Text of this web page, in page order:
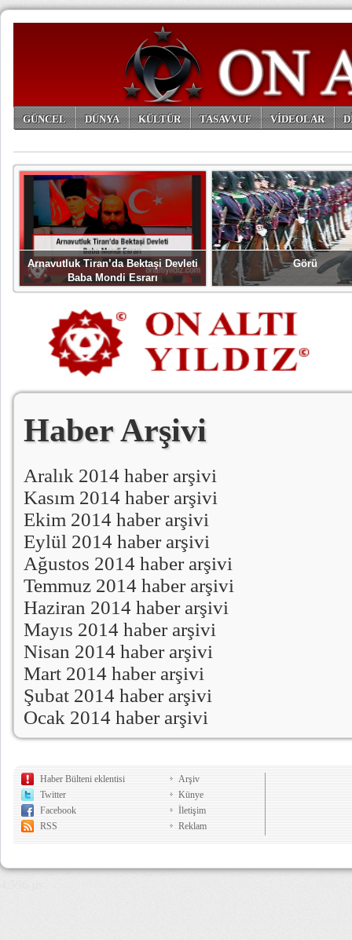
GÜNCEL DÜNYA KÜLTÜR TASAVVUF VİDEOLAR
Arnavutluk Tiran’da Bektaşi Devleti
Baba Mondi Esrarı
Görü
Haber Arşivi
Aralık 2014 haber arşivi
Kasım 2014 haber arşivi
Ekim 2014 haber arşivi
Eylül 2014 haber arşivi
Ağustos 2014 haber arşivi
Temmuz 2014 haber arşivi
Haziran 2014 haber arşivi
Mayıs 2014 haber arşivi
Nisan 2014 haber arşivi
Mart 2014 haber arşivi
Şubat 2014 haber arşivi
Ocak 2014 haber arşivi
Haber Bülteni eklentisi
Twitter
Facebook
RSS
Arşiv
Künye
İletişim
Reklam